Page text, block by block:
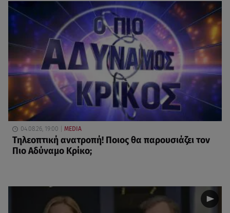
04.08.26, 19:00 MEDIA
Τηλεοπτική ανατροπή! Ποιος θα παρουσιάζει τον
Πιο Αδύναμο Κρίκο;